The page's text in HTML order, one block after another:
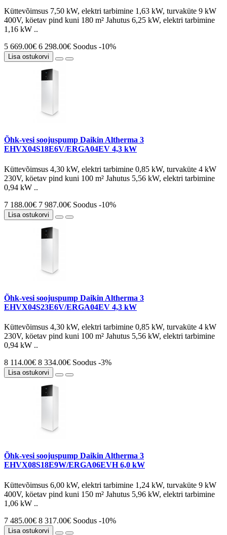
Küttevõimsus 7,50 kW, elektri tarbimine 1,63 kW, turvaküte 9 kW
400V, köetav pind kuni 180 m² Jahutus 6,25 kW, elektri tarbimine
1,16 kW ..
5 669.00€ 6 298.00€ Soodus -10%
Lisa ostukorvi
Õhk-vesi soojuspump Daikin Altherma 3
EHVX04S18E6V/ERGA04EV 4,3 kW
Küttevõimsus 4,30 kW, elektri tarbimine 0,85 kW, turvaküte 4 kW
230V, köetav pind kuni 100 m² Jahutus 5,56 kW, elektri tarbimine
0,94 kW ..
7 188.00€ 7 987.00€ Soodus -10%
Lisa ostukorvi
Õhk-vesi soojuspump Daikin Altherma 3
EHVX04S23E6V/ERGA04EV 4,3 kW
Küttevõimsus 4,30 kW, elektri tarbimine 0,85 kW, turvaküte 4 kW
230V, köetav pind kuni 100 m² Jahutus 5,56 kW, elektri tarbimine
0,94 kW ..
8 114.00€ 8 334.00€ Soodus -3%
Lisa ostukorvi
Õhk-vesi soojuspump Daikin Altherma 3
EHVX08S18E9W/ERGA06EVH 6,0 kW
Küttevõimsus 6,00 kW, elektri tarbimine 1,24 kW, turvaküte 9 kW
400V, köetav pind kuni 150 m² Jahutus 5,96 kW, elektri tarbimine
1,06 kW ..
7 485.00€ 8 317.00€ Soodus -10%
Lisa ostukorvi